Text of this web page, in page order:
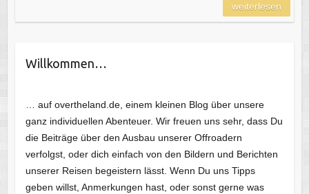
weiterlesen
Willkommen…
… auf overtheland.de, einem kleinen Blog über unsere
ganz individuellen Abenteuer. Wir freuen uns sehr, dass Du
die Beiträge über den Ausbau unserer Offroadern
verfolgst, oder dich einfach von den Bildern und Berichten
unserer Reisen begeistern lässt. Wenn Du uns Tipps
geben willst, Anmerkungen hast, oder sonst gerne was